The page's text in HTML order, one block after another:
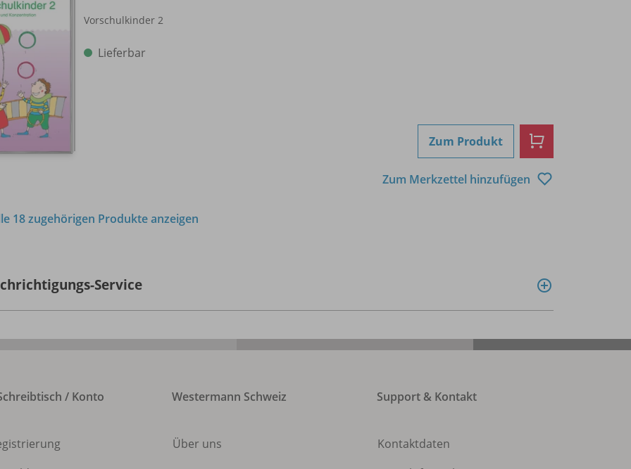
Vorschulkinder 2
Lieferbar
Zum Produkt
Zum Merkzettel hinzufügen
18 zugehörigen Produkte anzeigen
Service
/ Konto Westermann Schweiz
Über uns
Support & Kontakt
Kontaktdaten